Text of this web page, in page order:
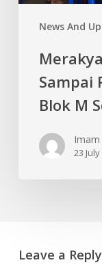
News And
Sampai
Blok M
23
Leave a Reply